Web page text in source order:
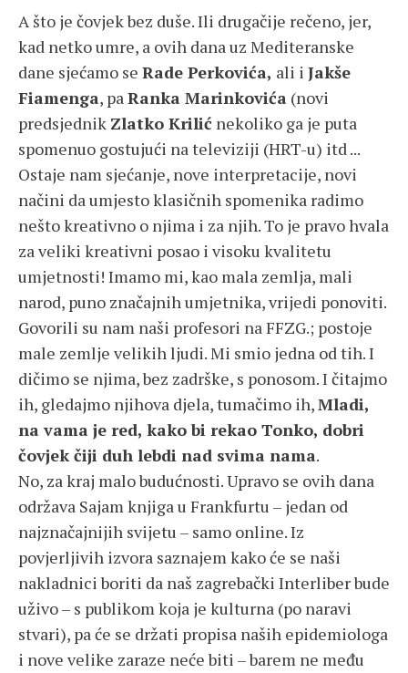
A što je čovjek bez duše. Ili drugačije rečeno, jer,
kad netko umre, a ovih dana uz Mediteranske
dane sjećamo se Rade Perkovića, ali i Jakše
Fiamenga, paRanka Marinkovića (novi
predsjednik Zlatko Krilić nekoliko ga je puta
spomenuo gostujući na televiziji (HRT-u) itd ...
Ostaje nam sjećanje, nove interpretacije, novi
načini da umjesto klasičnih spomenika radimo
nešto kreativno o njima i za njih. To je pravo hvala
za veliki kreativni posao i visoku kvalitetu
umjetnosti! Imamo mi, kao mala zemlja, mali
narod, puno značajnih umjetnika, vrijedi ponoviti.
Govorili su nam naši profesori na FFZG.; postoje
male zemlje velikih ljudi. Mi smio jedna od tih. I
dičimo se njima, bez zadrške, s ponosom. I čitajmo
ih, gledajmo njihova djela, tumačimo ih,Mladi,
na vama je red, kako bi rekao Tonko, dobri
čovjek čiji duh lebdi nad svima nama.
No, za kraj malo budućnosti. Upravo se ovih dana
održava Sajam knjiga u Frankfurtu – jedan od
najznačajnijih svijetu – samo online. Iz
povjerljivih izvora saznajem kako će se naši
nakladnici boriti da naš zagrebački Interliber bude
uživo – s publikom koja je kulturna (po naravi
stvari), pa će se držati propisa naših epidemiologa
i nove velike zaraze neće biti – barem ne među